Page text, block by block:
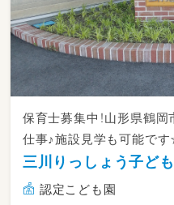
保育士募集中！山形県鶴
仕事♪施設見学も可能で
三川りっしょう子ど
認定こども園